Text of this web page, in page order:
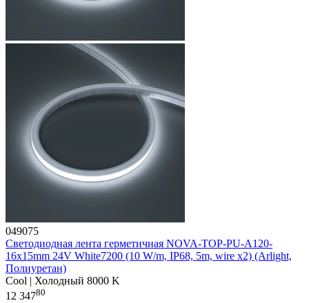
049075
Светодиодная лента герметичная NOVA-TOP-PU-A120-
16x15mm 24V White7200 (10 W/m, IP68, 5m, wire x2) (Arlight,
Полиуретан)
Cool | Холодный 8000 K
12 34780